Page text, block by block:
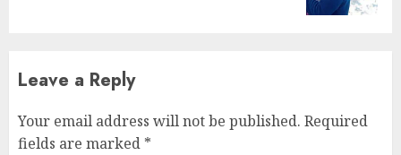
Leave a Reply
Your email address will not be published. Required
fields are marked *